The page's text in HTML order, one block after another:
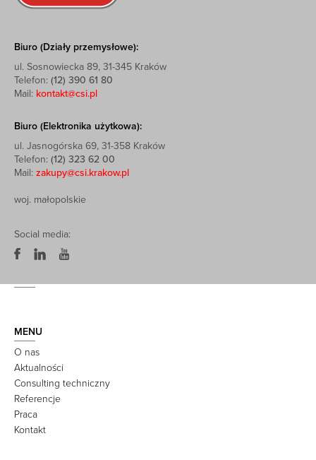
Biuro (Działy przemysłowe):
ul. Sosnowiecka 89, 31-345 Kraków
Telefon: (12) 390 61 80
Mail: kontakt@csi.pl
Biuro (Elektronika użytkowa):
ul. Jasnogórska 69, 31-358 Kraków
Telefon: (12) 323 62 00
Mail: zakupy@csi.krakow.pl
woj. małopolskie
Social media:
MENU
O nas
Aktualności
Consulting techniczny
Referencje
Praca
Kontakt